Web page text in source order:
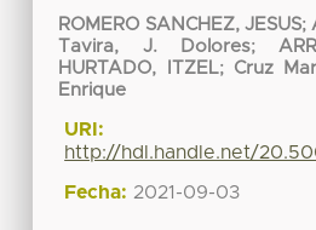
ROMERO SANCHEZ, JESUS;
Tavira, J. Dolores;
HURTADO, ITZEL; Cruz
Enrique
URI:
http://hdl.handle.net/
Fecha: 2021-09-03